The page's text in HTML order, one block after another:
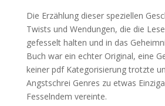
Die Erzählung dieser speziellen
Twists und Wendungen, die die
gefesselt halten und in das
Buch war ein echter Original, eine
keiner pdf Kategorisierung trotzte
Angstschrei Genres zu etwas
Fesselndem vereinte.